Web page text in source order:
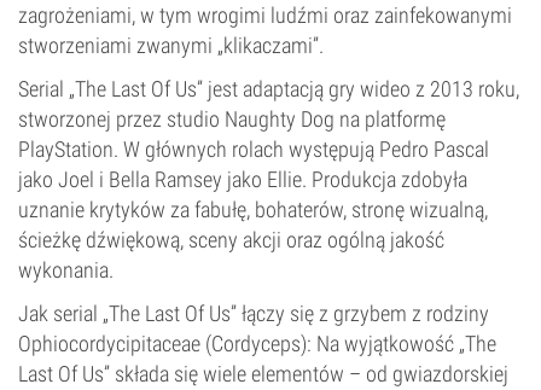
zagrożeniami, w tym wrogimi ludźmi oraz zainfekowanymi
stworzeniami zwanymi „klikaczami”.
Serial „The Last Of Us” jest adaptacją gry wideo z 2013 roku,
stworzonej przez studio Naughty Dog na platformę
PlayStation. W głównych rolach występują Pedro Pascal
jako Joel i Bella Ramsey jako Ellie. Produkcja zdobyła
uznanie krytyków za fabułę, bohaterów, stronę wizualną,
ścieżkę dźwiękową, sceny akcji oraz ogólną jakość
wykonania.
Jak serial „The Last Of Us” łączy się z grzybem z rodziny
Ophiocordycipitaceae (Cordyceps): Na wyjątkowość „The
Last Of Us” składa się wiele elementów – od gwiazdorskiej